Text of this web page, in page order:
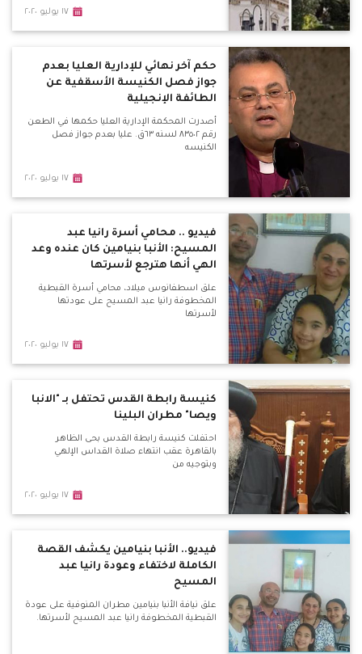
١٧ يوليو ٢٠٢٠
حكم آخر نهائي للإدارية العليا بعدم
جواز فصل الكنيسة الأسقفية عن
الطائفة الإنجيلية
أصدرت المحكمة الإدارية العليا حكمها في الطعن
رقم ٨٣٥٠٢ لسنه ٦٣ق. عليا بعدم جواز فصل
الكنيسه
١٧ يوليو ٢٠٢٠
فيديو .. محامي أسرة رانيا عبد
المسيح: الأنبا بنيامين كان عنده وعد
الهي أنها هترجع لأسرتها
علق اسطفانوس ميلاد، محامي أسرة القبطية
المخطوفة رانيا عبد المسيح على عودتها
لأسرتها
١٧ يوليو ٢٠٢٠
كنيسة رابطة القدس تحتفل بـ "الانبا
ويصا" مطران البلينا
احتفلت كنيسة رابطة القدس بحى الظاهر
بالقاهرة عقب انتهاء صلاة القداس الإلهي
وبتوجيه من
١٧ يوليو ٢٠٢٠
فيديو.. الأنبا بنيامين يكشف القصة
الكاملة لاختفاء وعودة رانيا عبد
المسيح
علق نيافة الأنبا بنيامين مطران المنوفية على عودة
القبطية المخطوفة رانيا عبد المسيح لأسرتها.